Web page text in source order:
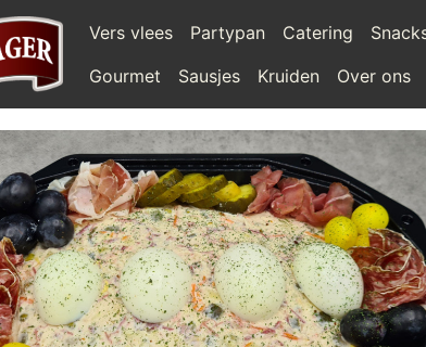
Vers vlees Partypan Catering
Gourmet
Sausjes Kruiden Over ons